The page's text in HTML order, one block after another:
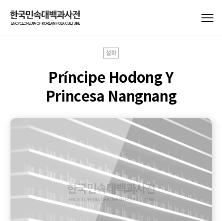
설화
Príncipe Hodong Y
Princesa Nangnang